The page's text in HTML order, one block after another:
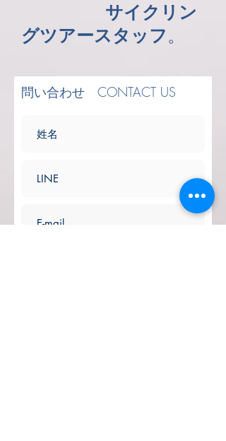
サイクリン
グツアースタッフ。
問い合わせ CONTACT US